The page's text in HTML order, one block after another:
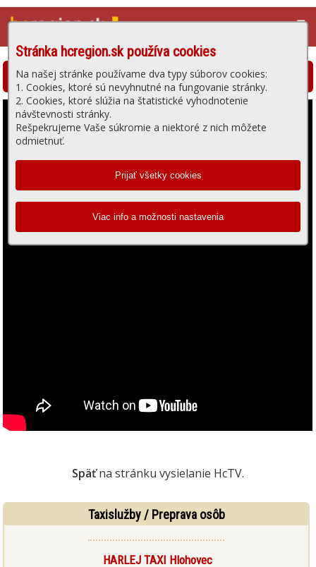
☰
Stránka hcregion.sk používa cookies
Na našej stránke používame dva typy súborov cookies:
1. Cookies, ktoré sú nevyhnutné na fungovanie stránky.
2. Cookies, ktoré slúžia na štatistické vyhodnotenie
návštevnosti stránky.
Rešpekrujeme Vaše súkromie a niektoré z nich môžete
odmietnuť.
Hlohovská televízia - prehrávanie videa
Späťna stránku vysielanie HcTV.
Taxislužby / Preprava osôb
HARLEJ TAXI Hlohovec